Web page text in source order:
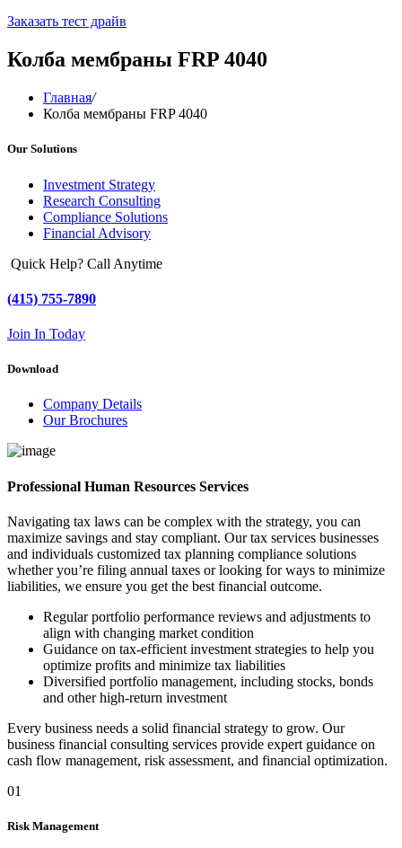
Заказать тест драйв
Колба мембраны FRP 4040
Главная/
Колба мембраны FRP 4040
Our Solutions
Investment Strategy
Research Consulting
Compliance Solutions
Financial Advisory
Quick Help? Call Anytime
(415) 755-7890
Join In Today
Download
Company Details
Our Brochures
Professional Human Resources Services
Navigating tax laws can be complex with the strategy, you can
maximize savings and stay compliant. Our tax services businesses
and individuals customized tax planning compliance solutions
whether you’re filing annual taxes or looking for ways to minimize
liabilities, we ensure you get the best financial outcome.
Regular portfolio performance reviews and adjustments to
align with changing market condition
Guidance on tax-efficient investment strategies to help you
optimize profits and minimize tax liabilities
Diversified portfolio management, including stocks, bonds
and other high-return investment
Every business needs a solid financial strategy to grow. Our
business financial consulting services provide expert guidance on
cash flow management, risk assessment, and financial optimization.
01
Risk Management